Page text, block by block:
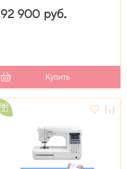
92 900 руб.
Купить